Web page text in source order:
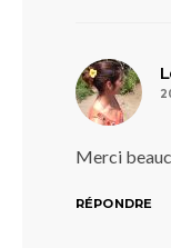
Merci
RÉPONDRE